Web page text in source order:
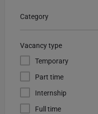
Category
Vacancy type
Temporary
Part time
Internship
Full time